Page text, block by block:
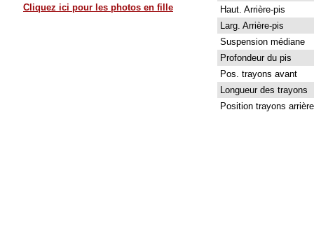
Cliquez ici pour les photos en fille
Haut. Arrière-pis
Larg. Arrière-pis
Suspension médiane
Profondeur du pis
Pos. trayons avant
Longueur des trayons
Position trayons arrière